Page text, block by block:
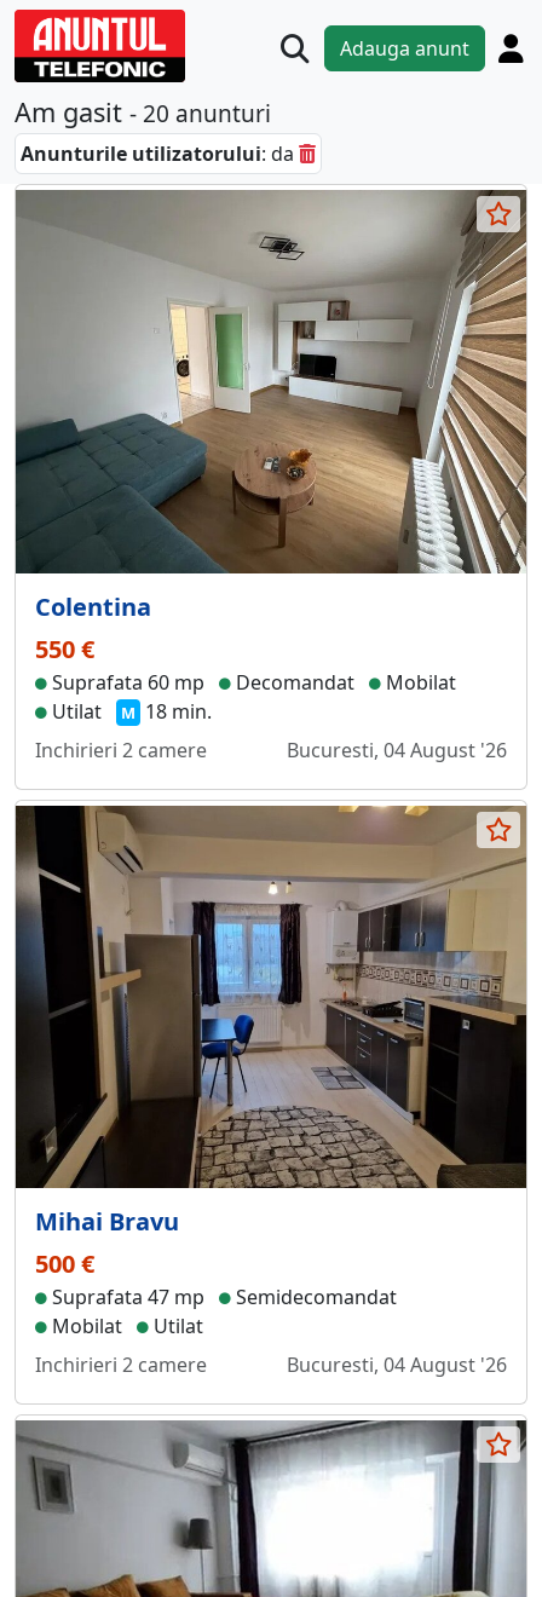
Adauga anunt
Am gasit - 20 anunturi
Anunturile utilizatorului: da
Colentina
550 €
Suprafata 60 mp Decomandat
Mobilat
Utilat
M 18 min.
Inchirieri 2 camere
Bucuresti, 04 August '26
Mihai Bravu
500 €
Suprafata 47 mp
Semidecomandat
Mobilat
Utilat
Inchirieri 2 camere
Bucuresti, 04 August '26